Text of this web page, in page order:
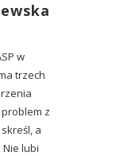
w
trzech
z
a
Nie lubi